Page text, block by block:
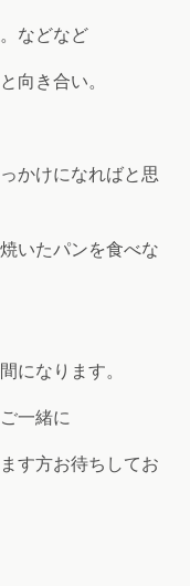
などなど
向き合い。
かけになればと思
いたパンを食べな
になります。
一緒に
す方お待ちしてお